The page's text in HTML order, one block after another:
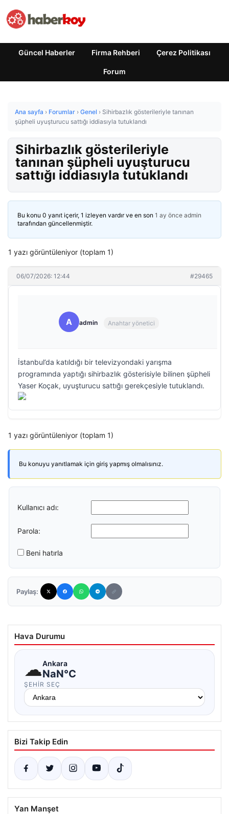
Güncel Haberler Firma Rehberi Çerez Politikası
Forum
Ana sayfa › Forumlar › Genel › Sihirbazlık gösterileriyle tanınan
şüpheli uyuşturucu sattığı iddiasıyla tutuklandı
Sihirbazlık gösterileriyle
tanınan şüpheli uyuşturucu
sattığı iddiasıyla tutuklandı
Bu konu 0 yanıt içerir, 1 izleyen vardır ve en son 1 ay önce admin
tarafından güncellenmiştir.
1 yazı görüntüleniyor (toplam 1)
06/07/2026: 12:44 #29465
A admin Anahtar yönetici
İstanbul’da katıldığı bir televizyondaki yarışma
programında yaptığı sihirbazlık gösterisiyle bilinen şüpheli
Yaser Koçak, uyuşturucu sattığı gerekçesiyle tutuklandı.
1 yazı görüntüleniyor (toplam 1)
Bu konuyu yanıtlamak için giriş yapmış olmalısınız.
Kullanıcı adı:
Parola:
Beni hatırla
Paylaş:
Hava Durumu
☁Ankara
NaN°C
ŞEHIR SEÇ
Bizi Takip Edin
Yan Manşet